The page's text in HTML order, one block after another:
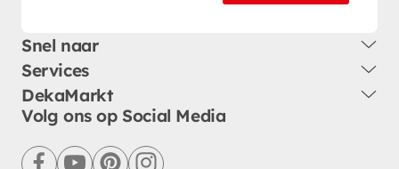
Snel naar
Services
DekaMarkt
Volg ons op Social Media